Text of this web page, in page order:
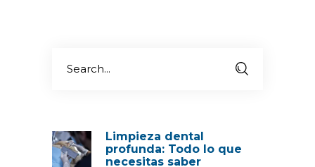
Limpieza dental
profunda: Todo lo que
necesitas saber